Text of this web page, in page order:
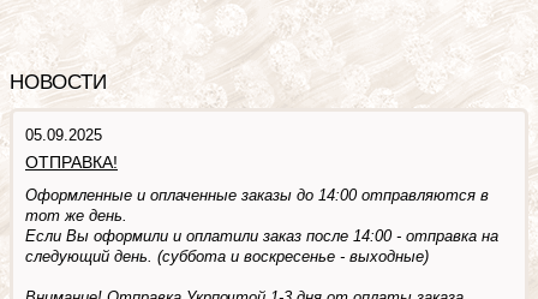
НОВОСТИ
05.09.2025
ОТПРАВКА!
Оформленные и оплаченные заказы до 14:00 отправляются в
тот же день.
Если Вы оформили и оплатили заказ после 14:00 - отправка на
следующий день. (суббота и воскресенье - выходные)